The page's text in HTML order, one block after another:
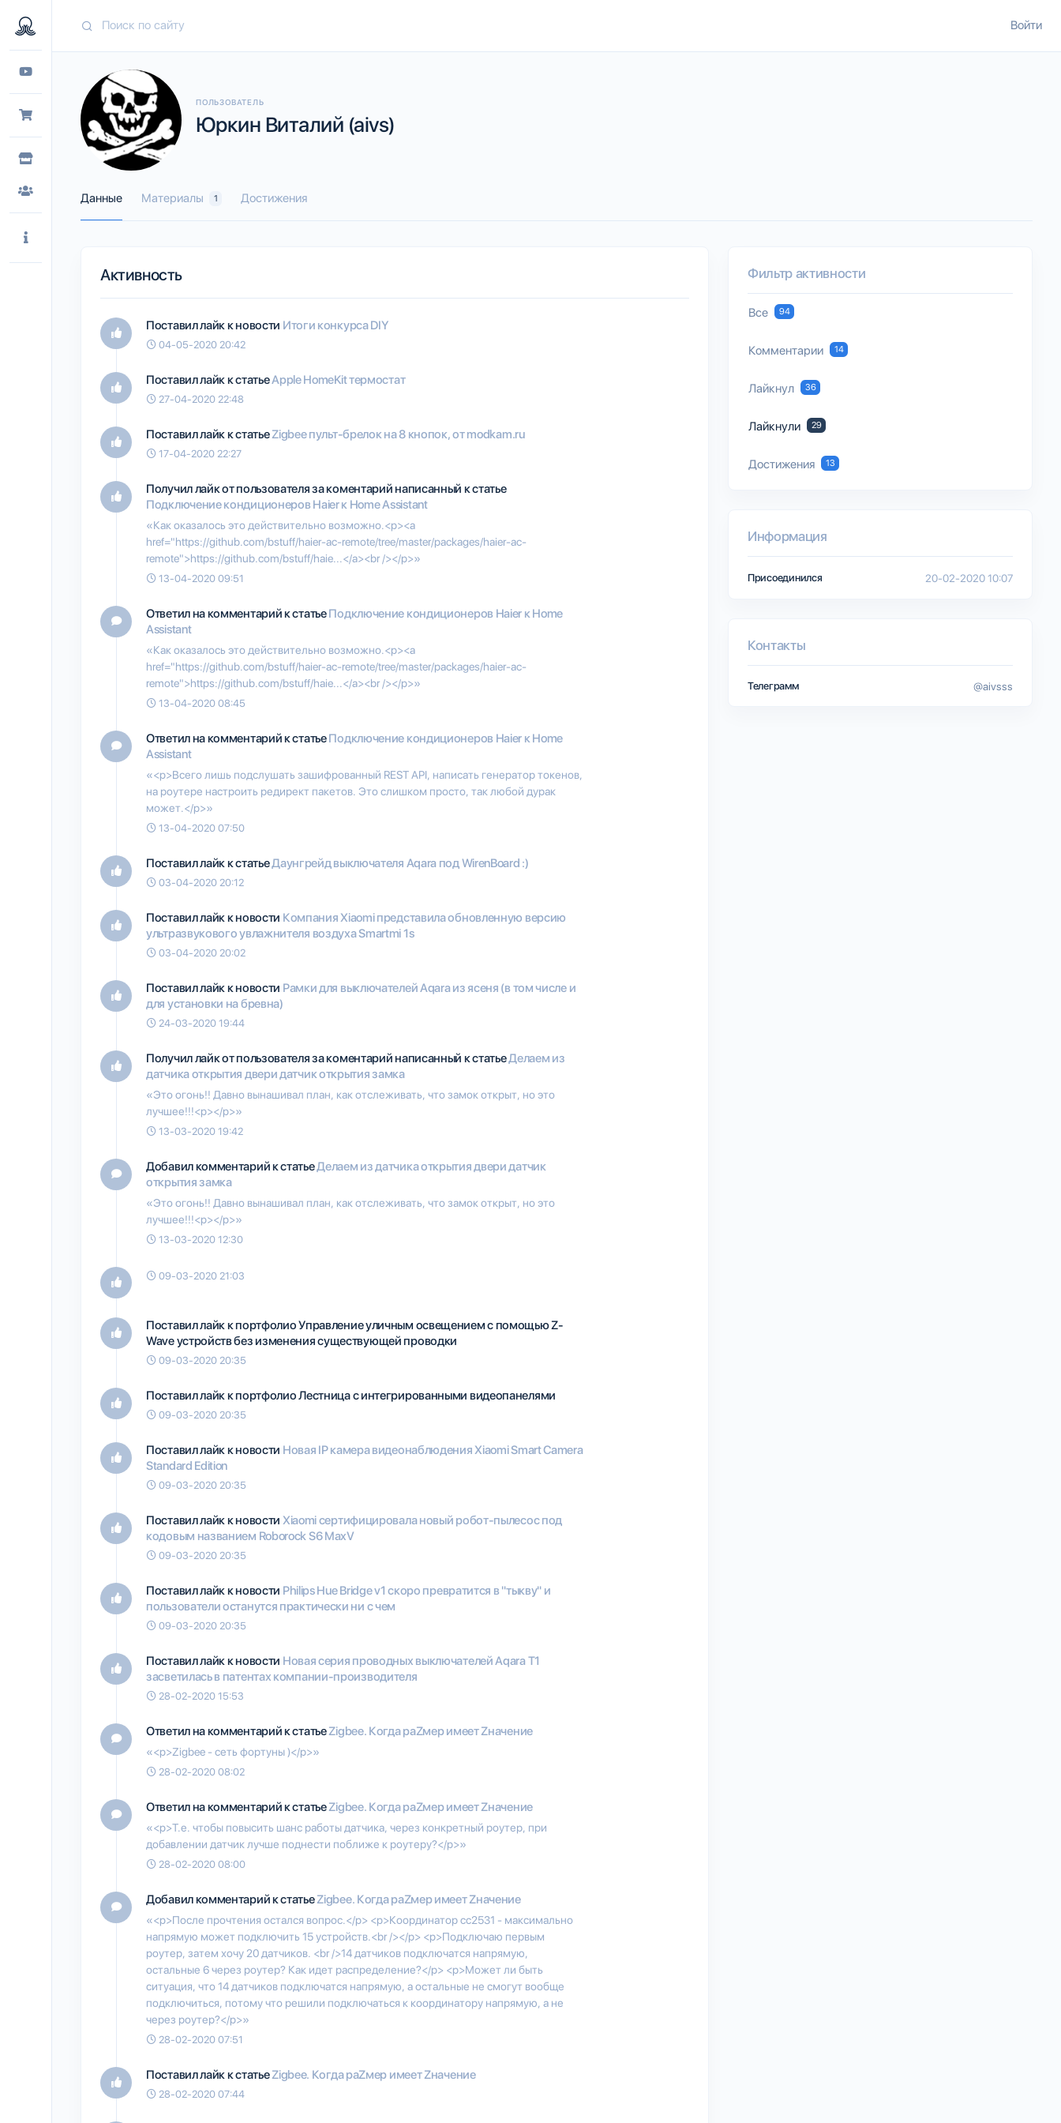
Войти
ПОЛЬЗОВАТЕЛЬ
Юркин Виталий (aivs)
Данные Материалы 1 Достижения
Активность
Поставил лайк к новости Итоги конкурса DIY
04-05-2020 20:42
Поставил лайк к статьеApple HomeKit термостат
27-04-2020 22:48
Поставил лайк к статьеZigbee пульт-брелок на 8 кнопок, от modkam.ru
17-04-2020 22:27
Получил лайк от пользователяза коментарий написанный к статье
Подключение кондиционеров Haier к Home Assistant
«Как оказалось это действительно возможно.<p><a
href="https://github.com/bstuff/haier-ac-remote/tree/master/packages/haier-ac-
remote">https://github.com/bstuff/haie...</a><br /></p>»
13-04-2020 09:51
Ответил на комментарий к статьеПодключение кондиционеров Haier к Home
Assistant
«Как оказалось это действительно возможно.<p><a
href="https://github.com/bstuff/haier-ac-remote/tree/master/packages/haier-ac-
remote">https://github.com/bstuff/haie...</a><br /></p>»
13-04-2020 08:45
Ответил на комментарий к статьеПодключение кондиционеров Haier к Home
Assistant
«<p>Всего лишь подслушать зашифрованный REST API, написать генератор токенов,
на роутере настроить редирект пакетов. Это слишком просто, так любой дурак
может.</p>»
13-04-2020 07:50
Поставил лайк к статьеДаунгрейд выключателя Aqara под WirenBoard :)
03-04-2020 20:12
Поставил лайк к новости Компания Xiaomi представила обновленную версию
ультразвукового увлажнителя воздуха Smartmi 1s
03-04-2020 20:02
Поставил лайк к новости Рамки для выключателей Aqara из ясеня (в том числе и
для установки на бревна)
24-03-2020 19:44
Получил лайк от пользователяза коментарий написанный к статьеДелаем из
датчика открытия двери датчик открытия замка
«Это огонь!! Давно вынашивал план, как отслеживать, что замок открыт, но это
лучшее!!!<p></p>»
13-03-2020 19:42
Добавил комментарий к статьеДелаем из датчика открытия двери датчик
открытия замка
«Это огонь!! Давно вынашивал план, как отслеживать, что замок открыт, но это
лучшее!!!<p></p>»
13-03-2020 12:30
09-03-2020 21:03
Поставил лайк к портфолиоУправление уличным освещением с помощью Z-
Wave устройств без изменения существующей проводки
09-03-2020 20:35
Поставил лайк к портфолиоЛестница с интегрированными видеопанелями
09-03-2020 20:35
Поставил лайк к новости Новая IP камера видеонаблюдения Xiaomi Smart Camera
Standard Edition
09-03-2020 20:35
Поставил лайк к новости Xiaomi сертифицировала новый робот-пылесос под
кодовым названием Roborock S6 MaxV
09-03-2020 20:35
Поставил лайк к новости Philips Hue Bridge v1 скоро превратится в "тыкву" и
пользователи останутся практически ни с чем
09-03-2020 20:35
Поставил лайк к новости Новая серия проводных выключателей Aqara T1
засветилась в патентах компании-производителя
28-02-2020 15:53
Ответил на комментарий к статьеZigbee. Когда раZмер имеет Zначение
«<p>Zigbee - сеть фортуны )</p>»
28-02-2020 08:02
Ответил на комментарий к статьеZigbee. Когда раZмер имеет Zначение
«<p>Т.е. чтобы повысить шанс работы датчика, через конкретный роутер, при
добавлении датчик лучше поднести поближе к роутеру?</p>»
28-02-2020 08:00
Добавил комментарий к статьеZigbee. Когда раZмер имеет Zначение
«<p>После прочтения остался вопрос.</p> <p>Координатор cc2531 - максимально
напрямую может подключить 15 устройств.<br /></p> <p>Подключаю первым
роутер, затем хочу 20 датчиков. <br />14 датчиков подключатся напрямую,
остальные 6 через роутер? Как идет распределение?</p> <p>Может ли быть
ситуация, что 14 датчиков подключатся напрямую, а остальные не смогут вообще
подключиться, потому что решили подключаться к координатору напрямую, а не
через роутер?</p>»
28-02-2020 07:51
Поставил лайк к статьеZigbee. Когда раZмер имеет Zначение
28-02-2020 07:44
Фильтр активности
Все 94
Комментарии 14
Лайкнул 36
Лайкнули 29
Достижения 13
Информация
Присоединился 20-02-2020 10:07
Контакты
Телеграмм @aivsss